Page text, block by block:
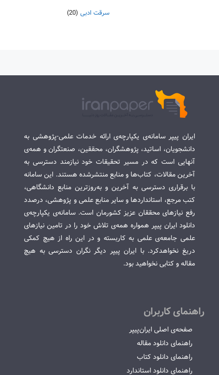
سرقت ادبی (20)
ایران پیپر سامانه‌ی یکپارچه‌ی ارائه خدمات علمی-پژوهشی به
دانشجویان، اساتید، پژوهشگران، محققین، صنعتگران و همه‌ی
آنهایی است که در مسیر تحقیقات خود نیازمند دسترسی به
آخرین مقالات، کتاب‌ها و منابع منتشرشده هستند. این سامانه
با برقراری دسترسی به آخرین و به‌روزترین منابع دانشگاهی،
کتب مرجع، استانداردها و سایر منابع علمی و پژوهشی، درصدد
رفع نیازهای محققان عزیز کشورمان است. سامانه‌ی یکپارچه‌ی
دانلود ایران پیپر همواره همه‌ی تلاش خود را در تامین نیازهای
علمی جامعه‌ی علمی به کاربسته و در این راه از هیچ کمکی
دریغ نخواهدکرد. با ایران پیپر دیگر نگران دسترسی به هیچ
مقاله و کتابی نخواهید بود.
راهنمای کاربران
صفحه‌ی اصلی ایران‌پیپر
راهنمای دانلود مقاله
راهنمای دانلود کتاب
راهنمای دانلود استاندارد